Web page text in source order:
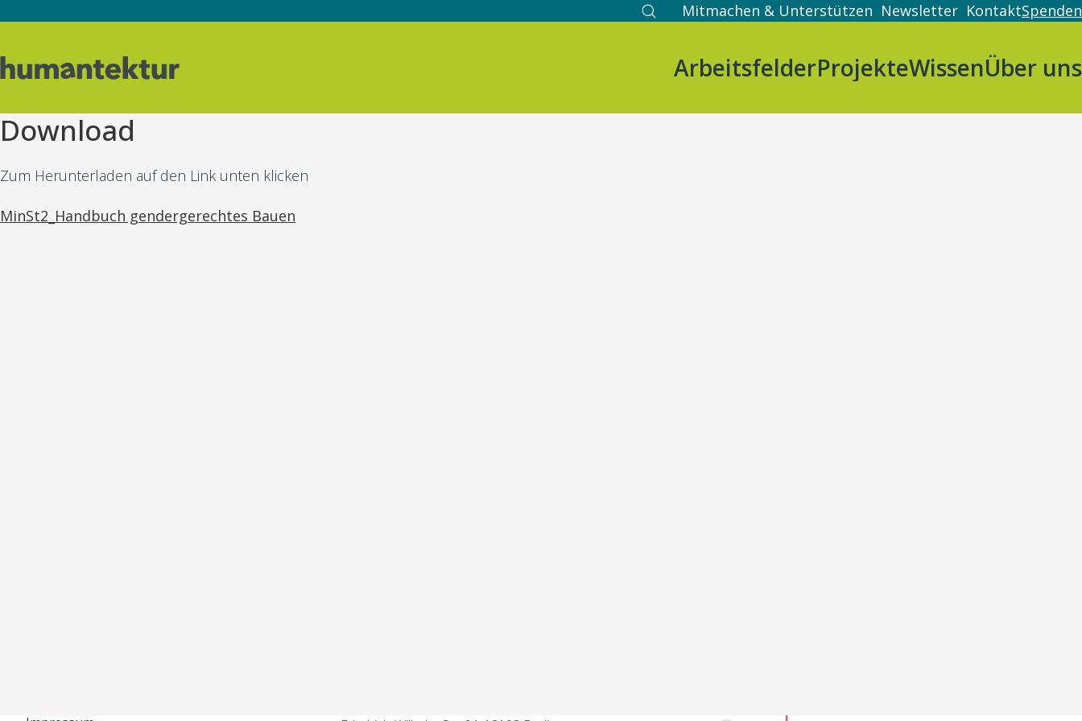
Mitmachen & Unterstützen Newsletter KontaktSpenden
ArbeitsfelderProjekteWissenÜber uns
Download
Zum Herunterladen auf den Link unten klicken
MinSt2_Handbuch gendergerechtes Bauen